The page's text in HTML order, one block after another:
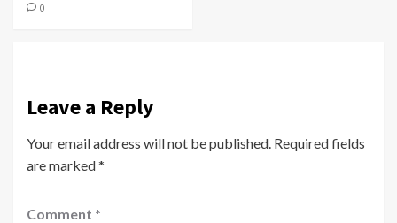
0
Leave a Reply
Your email address will not be published. Required fields
are marked*
Comment *